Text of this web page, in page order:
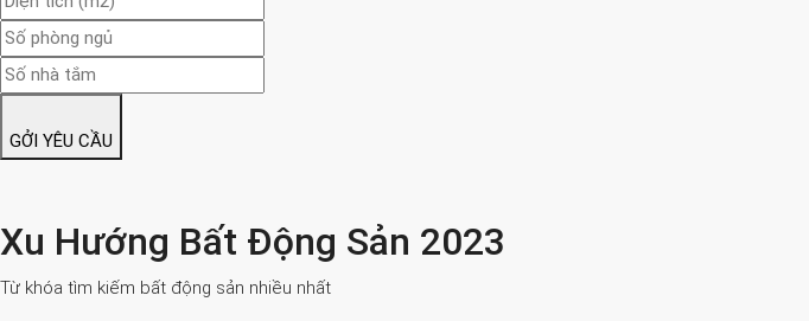
GỞI YÊU CẦU
Xu Hướng Bất Động Sản 2023
Từ khóa tìm kiếm bất động sản nhiều nhất